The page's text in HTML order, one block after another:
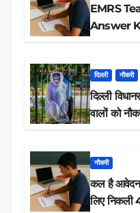
EMRS
Answer
दिल्ली नौकरी
दिल्ली
नौकरी
कल है आवेदन
लिए निकली